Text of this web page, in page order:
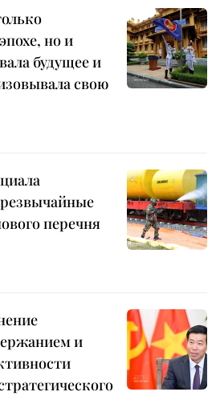
но и
будущее и
свою
перечня
и